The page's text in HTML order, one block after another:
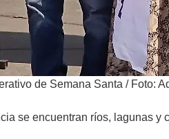
de Semana Santa / Foto:
se encuentran ríos, lagunas